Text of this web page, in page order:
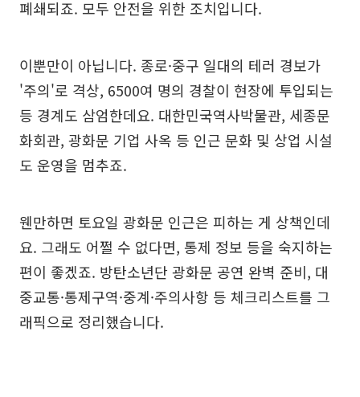
폐쇄되죠. 모두 안전을 위한 조치입니다.
이뿐만이 아닙니다. 종로·중구 일대의 테러 경보가
'주의'로 격상, 6500여 명의 경찰이 현장에 투입되는
등 경계도 삼엄한데요. 대한민국역사박물관, 세종문
화회관, 광화문 기업 사옥 등 인근 문화 및 상업 시설
도 운영을 멈추죠.
웬만하면 토요일 광화문 인근은 피하는 게 상책인데
요. 그래도 어쩔 수 없다면, 통제 정보 등을 숙지하는
편이 좋겠죠. 방탄소년단 광화문 공연 완벽 준비, 대
중교통·통제구역·중계·주의사항 등 체크리스트를 그
래픽으로 정리했습니다.